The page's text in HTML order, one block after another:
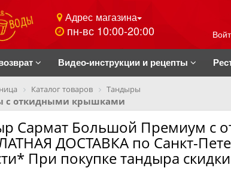
Адрес магазина
пн-вс 10:00-20:00
Видео-инструкции и рецепты
Каталог товаров Тандыры
с откидными крышками
Сармат Большой Премиум с
ДОСТАВКА по Санкт-
При покупке тандыра